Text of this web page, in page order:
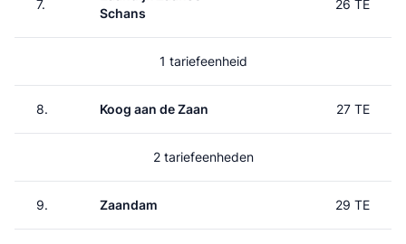
7.
Schans
26 TE
1 tariefeenheid
8. Koog aan de Zaan 27 TE
2 tariefeenheden
9. Zaandam 29 TE